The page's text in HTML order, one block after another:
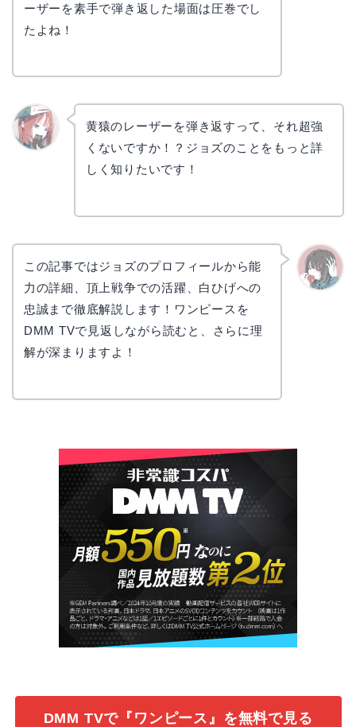
ーザーを素手で弾き返した場面は圧巻でし
たよね！
黄猿のレーザーを弾き返すって、それ超強
くないですか！？ジョズのことをもっと詳
しく知りたいです！
この記事ではジョズのプロフィールから能
力の詳細、頂上戦争での活躍、白ひげへの
忠誠まで徹底解説します！ワンピースを
DMM TVで見返しながら読むと、さらに理
解が深まりますよ！
DMM TVで『ワンピース』を無料で見る